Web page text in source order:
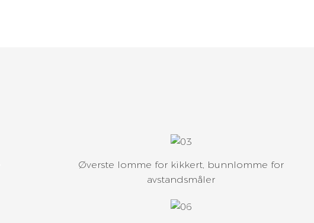
Øverste lomme for kikkert, bunnlomme for
avstandsmåler